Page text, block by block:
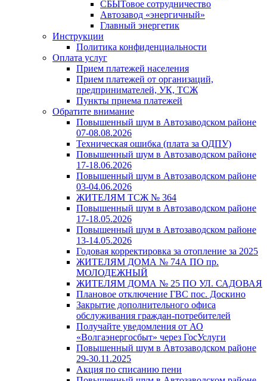
СБЫТовое сотрудничество
Автозавод «энергичный»
Главный энергетик
Инструкции
Политика конфиденциальности
Оплата услуг
Прием платежей населения
Прием платежей от организаций,
предпринимателей, УК, ТСЖ
Пункты приема платежей
Обратите внимание
Повышенный шум в Автозаводском районе
07-08.08.2026
Техническая ошибка (плата за ОДПУ)
Повышенный шум в Автозаводском районе
17-18.06.2026
Повышенный шум в Автозаводском районе
03-04.06.2026
ЖИТЕЛЯМ ТСЖ № 364
Повышенный шум в Автозаводском районе
17-18.05.2026
Повышенный шум в Автозаводском районе
13-14.05.2026
Годовая корректировка за отопление за 2025
ЖИТЕЛЯМ ДОМА № 74А ПО пр.
МОЛОДЕЖНЫЙ
ЖИТЕЛЯМ ДОМА № 25 ПО УЛ. САДОВАЯ
Плановое отключение ГВС пос. Доскино
Закрытие дополнительного офиса
обслуживания граждан-потребителей
Получайте уведомления от АО
«Волгаэнергосбыт» через ГосУслуги
Повышенный шум в Автозаводском районе
29-30.11.2025
Акция по списанию пени